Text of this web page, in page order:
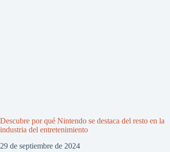
Descubre por qué Nintendo se destaca del resto en la
industria del entretenimiento
29 de septiembre de 2024